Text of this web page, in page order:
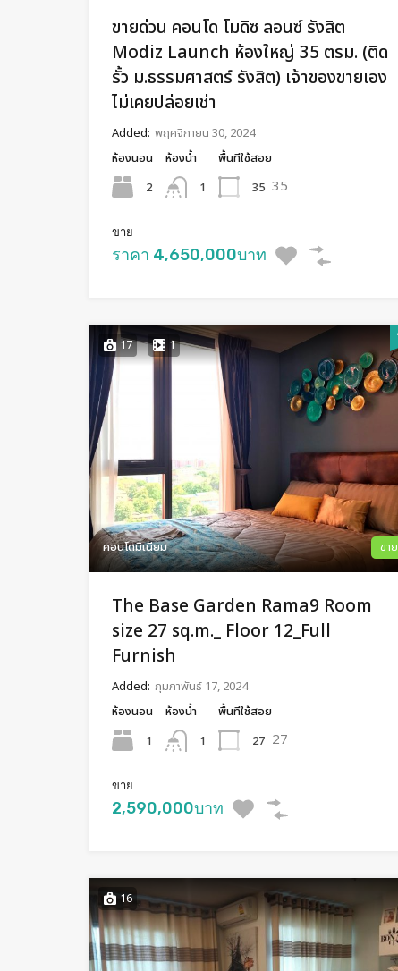
ขายด่วน คอนโด โมดิซ ลอนซ์ รังสิต
Modiz Launch ห้องใหญ่ 35 ตรม. (ติด
รั้ว ม.ธรรมศาสตร์ รังสิต) เจ้าของขายเอง
ไม่เคยปล่อยเช่า
Added: พฤศจิกายน 30, 2024
ห้องนอน
2
ห้องน้ำ
1
พื้นทีใช้สอย
35 35
ขาย
ราคา 4,650,000บาท
17 1
คอนโดมิเนียม ขาย
The Base Garden Rama9 Room
size 27 sq.m._ Floor 12_Full
Furnish
Added: กุมภาพันธ์ 17, 2024
ห้องนอน
1
ห้องน้ำ
1
พื้นทีใช้สอย
27 27
ขาย
2,590,000บาท
16